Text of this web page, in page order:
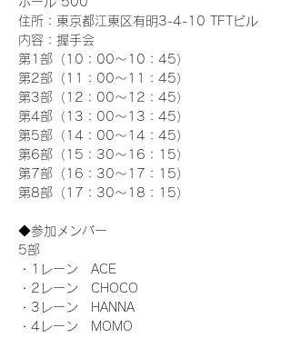
住所：東京都江東区有明3-4-10 TFTビル
内容：握手会
第1部（10：00～10：45）
第2部（11：00～11：45）
第3部（12：00～12：45）
第4部（13：00～13：45）
第5部（14：00～14：45）
第6部（15：30～16：15）
第7部（16：30～17：15）
第8部（17：30～18：15）
◆参加メンバー
5部
・1レーン　ACE
・2レーン　CHOCO
・3レーン　HANNA
・4レーン　MOMO